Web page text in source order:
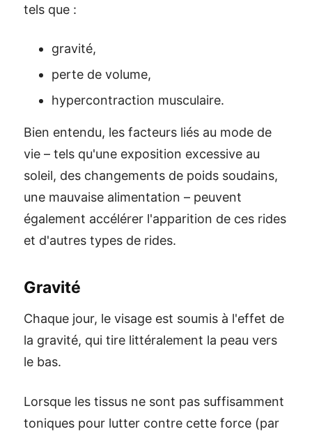
tels que :
gravité,
perte de volume,
hypercontraction musculaire.
Bien entendu, les facteurs liés au mode de
vie – tels qu'une exposition excessive au
soleil, des changements de poids soudains,
une mauvaise alimentation – peuvent
également accélérer l'apparition de ces rides
et d'autres types de rides.
Gravité
Chaque jour, le visage est soumis à l'effet de
la gravité, qui tire littéralement la peau vers
le bas.
Lorsque les tissus ne sont pas suffisamment
toniques pour lutter contre cette force (par